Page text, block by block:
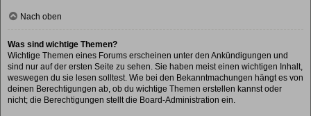
Nach oben
Was sind wichtige Themen?
Wichtige Themen eines Forums erscheinen unter den Ankündigungen und
sind nur auf der ersten Seite zu sehen. Sie haben meist einen wichtigen Inhalt,
weswegen du sie lesen solltest. Wie bei den Bekanntmachungen hängt es von
deinen Berechtigungen ab, ob du wichtige Themen erstellen kannst oder
nicht; die Berechtigungen stellt die Board-Administration ein.